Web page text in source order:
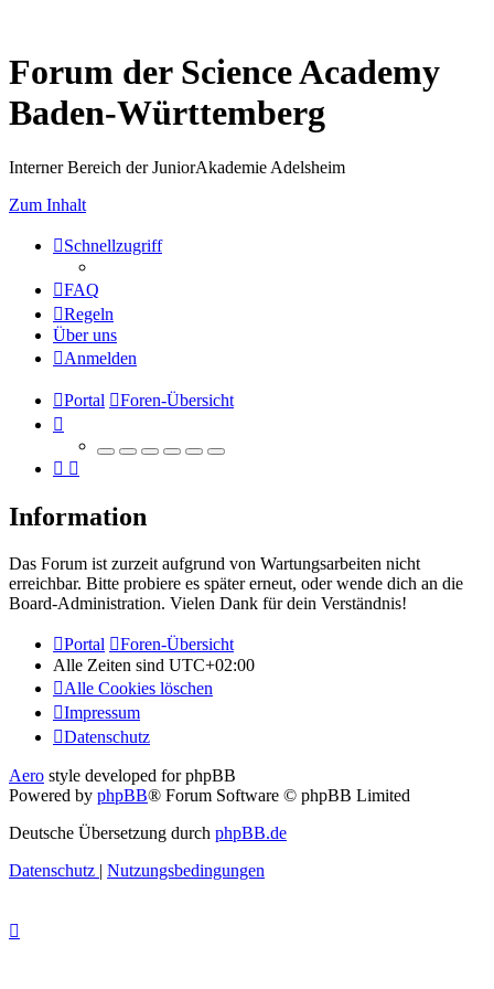
Forum der Science Academy
Baden-Württemberg
Interner Bereich der JuniorAkademie Adelsheim
Zum Inhalt
Schnellzugriff
FAQ
Regeln
Über uns
Anmelden
Portal Foren-Übersicht
Information
Das Forum ist zurzeit aufgrund von Wartungsarbeiten nicht
erreichbar. Bitte probiere es später erneut, oder wende dich an die
Board-Administration. Vielen Dank für dein Verständnis!
Portal
Foren-Übersicht
Alle Zeiten sind UTC+02:00
Alle Cookies löschen
Impressum
Datenschutz
Aero style developed for phpBB
Powered by phpBB® Forum Software © phpBB Limited
Deutsche Übersetzung durch phpBB.de
Datenschutz | Nutzungsbedingungen